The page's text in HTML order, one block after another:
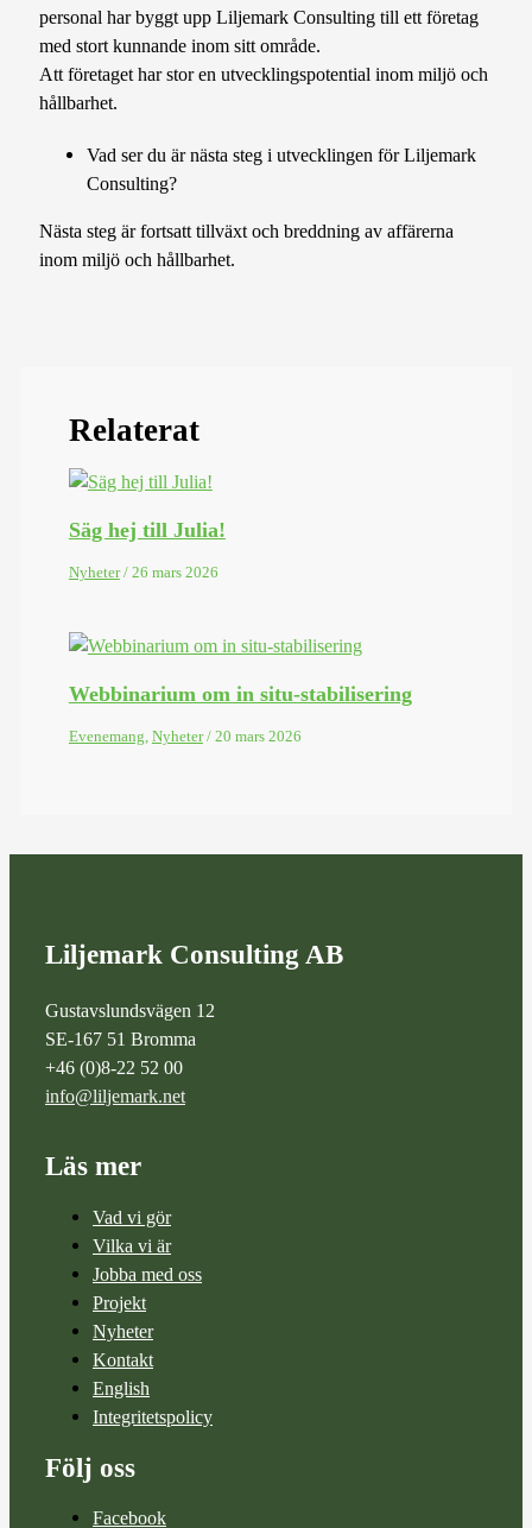
personal har byggt upp Liljemark Consulting till ett företag
med stort kunnande inom sitt område.
Att företaget har stor en utvecklingspotential inom miljö och
hållbarhet.
Vad ser du är nästa steg i utvecklingen för Liljemark
Consulting?
Nästa steg är fortsatt tillväxt och breddning av affärerna
inom miljö och hållbarhet.
Relaterat
Säg hej till Julia!
Nyheter/ 26 mars 2026
Webbinarium om in situ-stabilisering
Evenemang Nyheter/ 20 mars 2026
Liljemark Consulting AB
Gustavslundsvägen 12
SE-167 51 Bromma
+46 (0)8-22 52 00
info@liljemark.net
Läs mer
Vad vi gör
Vilka vi är
Jobba med oss
Projekt
Nyheter
Kontakt
English
Integritetspolicy
Följ oss
Facebook